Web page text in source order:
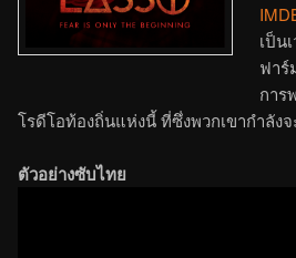
เป็น
ฟาร์
การ
โรดีโอท้องถิ่นแห่งนี้ ที่ซึ่งพวกเขากำลั
ตัวอย่างซับไทย